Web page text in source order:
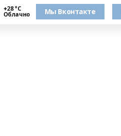
+28 °С
Облачно Мы Вконтакте